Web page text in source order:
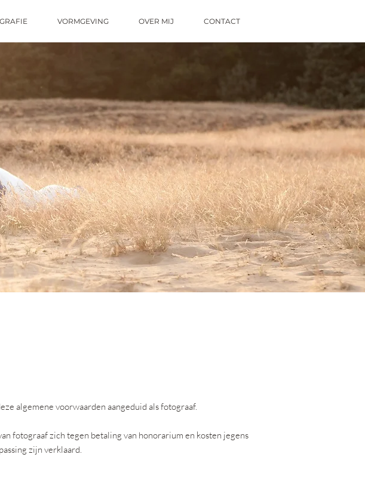
VORMGEVING OVER MIJ CONTACT
algemene voorwaarden aangeduid als fotograaf.
fotograaf zich tegen betaling van honorarium en kosten jegens
zijn verklaard.